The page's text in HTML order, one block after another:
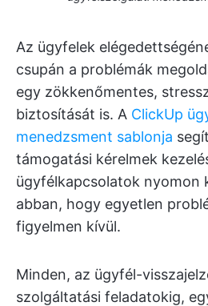
Az ügyfelek
csupán a problémák
egy zökkenőmentes,
biztosítását is. A ClickUp
menedzsment sablonja
támogatási kérelmek
ügyfélkapcsolatok nyomon
abban, hogy egyetlen
figyelmen kívül.
Minden, az ügyfél-
szolgáltatási feladatokig,